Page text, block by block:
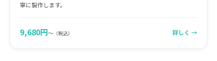
寧に製作します。
9,680円〜 （税込） 詳しく →